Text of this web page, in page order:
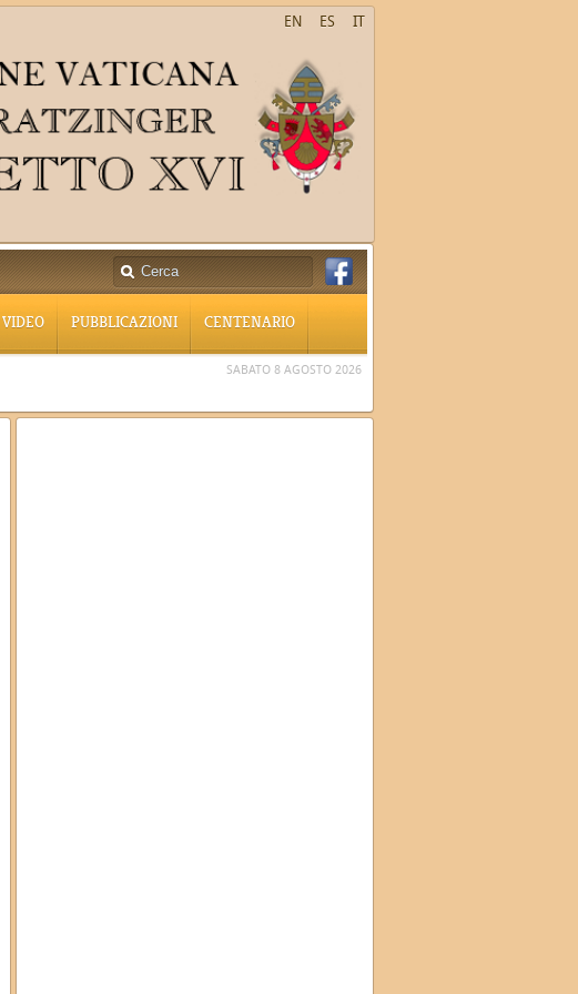
IT
ES
EN
VIDEO PUBBLICAZIONI CENTENARIO
SABATO 8 AGOSTO 2026